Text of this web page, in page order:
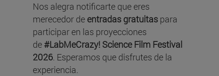
Nos alegra notificarte que eres
merecedor de entradas gratuitas para
participar en las proyecciones
de#LabMeCrazy! Science Film Festival
2026. Esperamos que disfrutes de la
experiencia.